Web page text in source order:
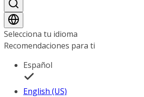
Selecciona tu idioma
Recomendaciones para ti
Español
English (US)